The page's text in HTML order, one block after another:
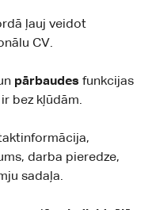
ļauj veidot
CV.
pārbaudes funkcijas
bez kļūdām.
darba pieredze,
sadaļa.